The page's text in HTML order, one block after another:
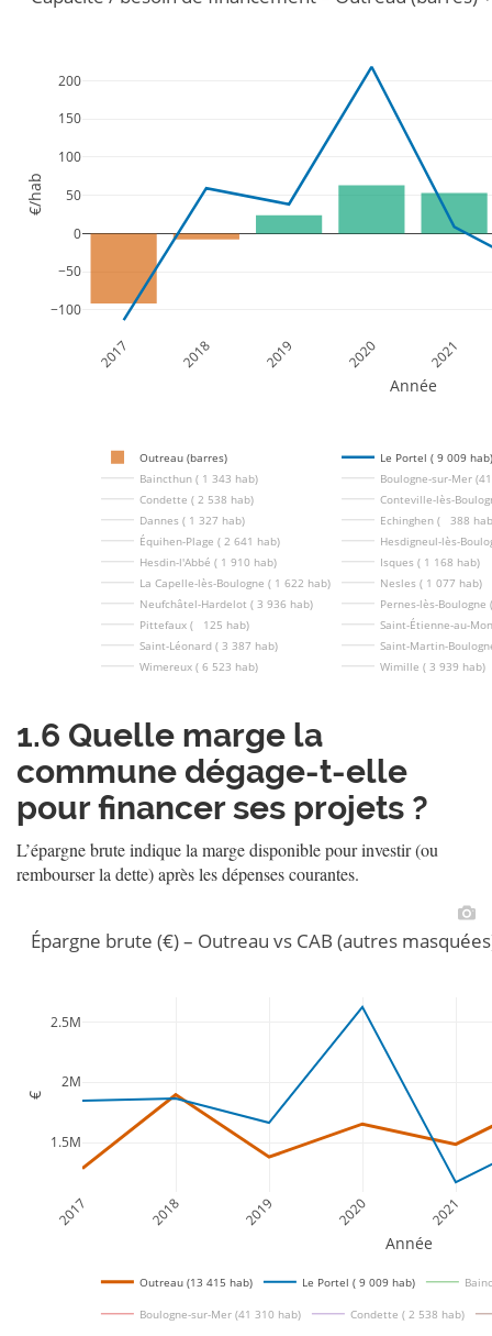
2017 2018 2019 2020 2021
−100
−50
0
50
100
150
200
Outreau (barres)
Le Portel ( 9 009
Baincthun ( 1 343 hab)
Boulogne-sur-Mer
Condette ( 2 538 hab)
Conteville-lès-
Dannes ( 1 327 hab)
Echinghen (   388
Équihen-Plage ( 2 641 hab)
Hesdigneul-lès-
Hesdin-l'Abbé ( 1 910 hab)
Isques ( 1 168 hab)
La Capelle-lès-Boulogne ( 1 622 hab)
Nesles ( 1 077 hab)
Neufchâtel-Hardelot ( 3 936 hab)
Pernes-lès-Boulogne
Pittefaux (   125 hab)
Saint-Étienne-au-
Saint-Léonard ( 3 387 hab)
Saint-Martin-
Wimereux ( 6 523 hab)
Wimille ( 3 939 hab)
Année
€/hab
1.6 Quelle marge la
commune dégage-t-elle
pour financer ses projets ?
L’épargne brute indique la marge disponible pour investir (ou
rembourser la dette) après les dépenses courantes.
2017 2018 2019 2020 2021
1.5M
2M
2.5M
Outreau (13 415 hab) Le Portel ( 9 009 hab)
Boulogne-sur-Mer (41 310 hab) Condette ( 2 538 hab)
Épargne brute (€) – Outreau vs CAB (autres
Année
€